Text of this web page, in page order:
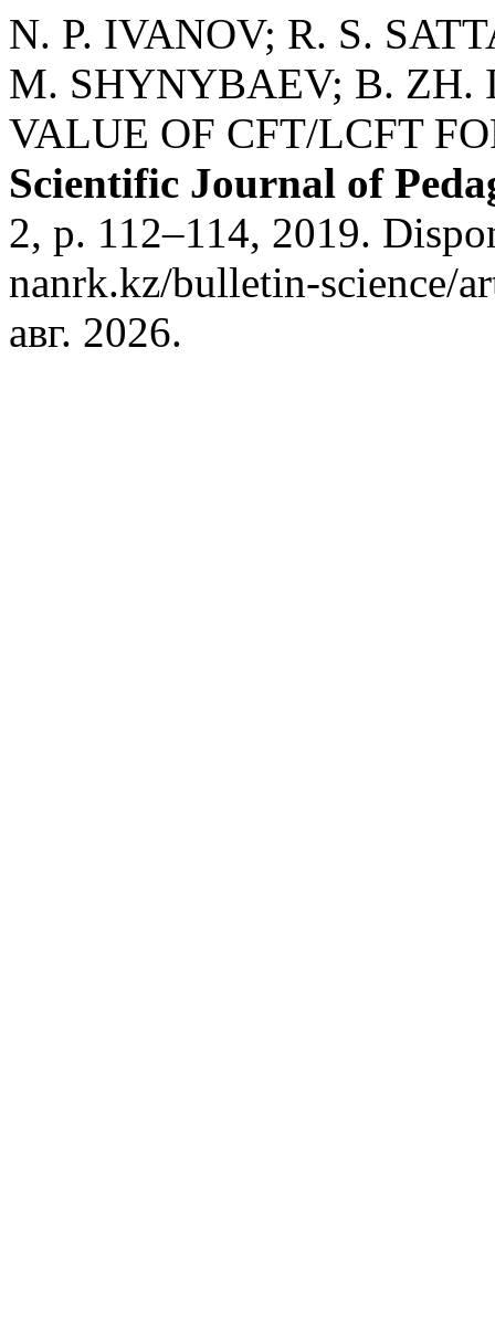
N. P. IVANOV; R. S.
M. SHYNYBAEV; B. ZH.
VALUE OF CFT/LCFT
Scientific Journal of
2, p. 112–114, 2019.
nanrk.kz/bulletin-science/
авг. 2026.